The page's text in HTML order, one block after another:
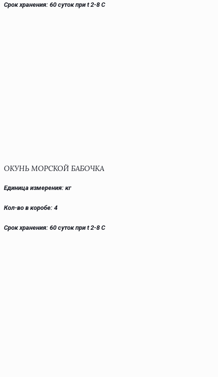
Срок хранения: 60 суток при t 2-8 С
ОКУНЬ МОРСКОЙ БАБОЧКА
Единица измерения: кг
Кол-во в коробе: 4
Срок хранения: 60 суток при t 2-8 С